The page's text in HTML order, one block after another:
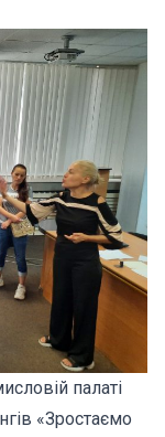
палаті
«Зростаємо